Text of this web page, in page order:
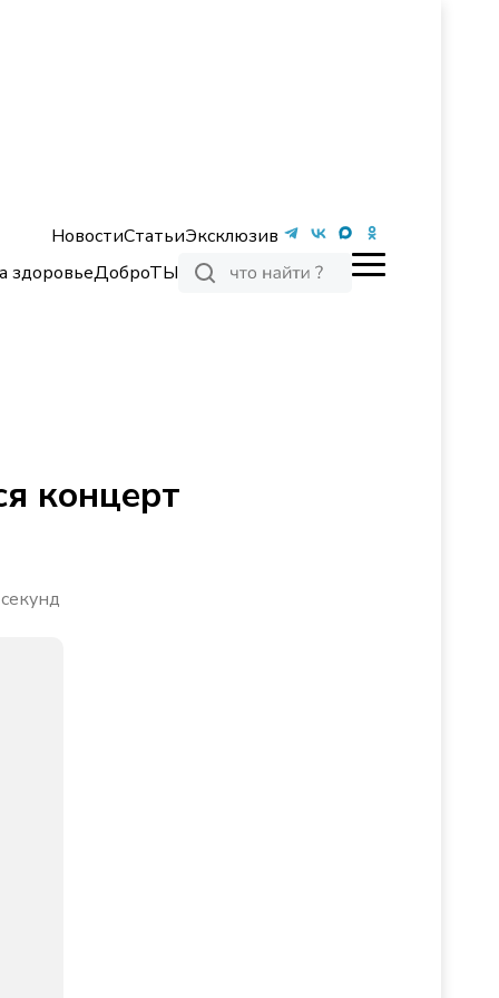
НовостиСтатьиЭксклюзив
здоровьеДоброТЫ
концерт